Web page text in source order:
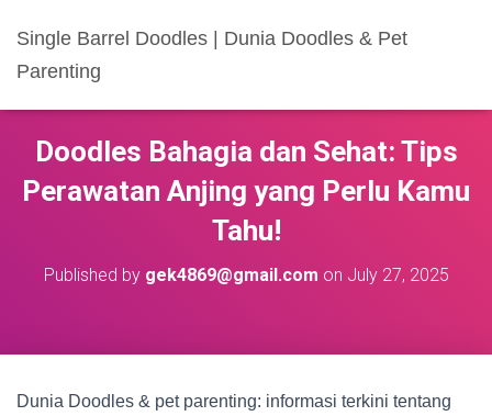
Single Barrel Doodles | Dunia Doodles & Pet
Parenting
Doodles Bahagia dan Sehat: Tips
Perawatan Anjing yang Perlu Kamu
Tahu!
Published by gek4869@gmail.com on July 27, 2025
Dunia Doodles & pet parenting: informasi terkini tentang